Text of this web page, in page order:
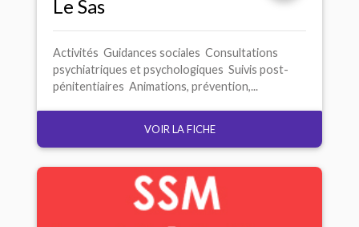
Le Sas
Activités Guidances sociales Consultations
psychiatriques et psychologiques Suivis post-
pénitentiaires Animations, prévention,...
VOIR LA FICHE